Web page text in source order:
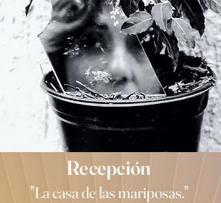
Recepción
"La casa de las mariposas."